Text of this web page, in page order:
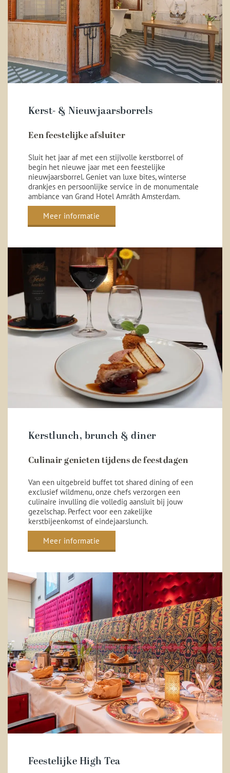
Kerst- & Nieuwjaarsborrels
Een feestelijke afsluiter
Sluit het jaar af met een stijlvolle kerstborrel of
begin het nieuwe jaar met een feestelijke
nieuwjaarsborrel. Geniet van luxe bites, winterse
drankjes en persoonlijke service in de monumentale
ambiance van Grand Hotel Amrâth Amsterdam.
Meer informatie
Kerstlunch, brunch & diner
Culinair genieten tijdens de feestdagen
Van een uitgebreid buffet tot shared dining of een
exclusief wildmenu, onze chefs verzorgen een
culinaire invulling die volledig aansluit bij jouw
gezelschap. Perfect voor een zakelijke
kerstbijeenkomst of eindejaarslunch.
Meer informatie
Feestelijke High Tea